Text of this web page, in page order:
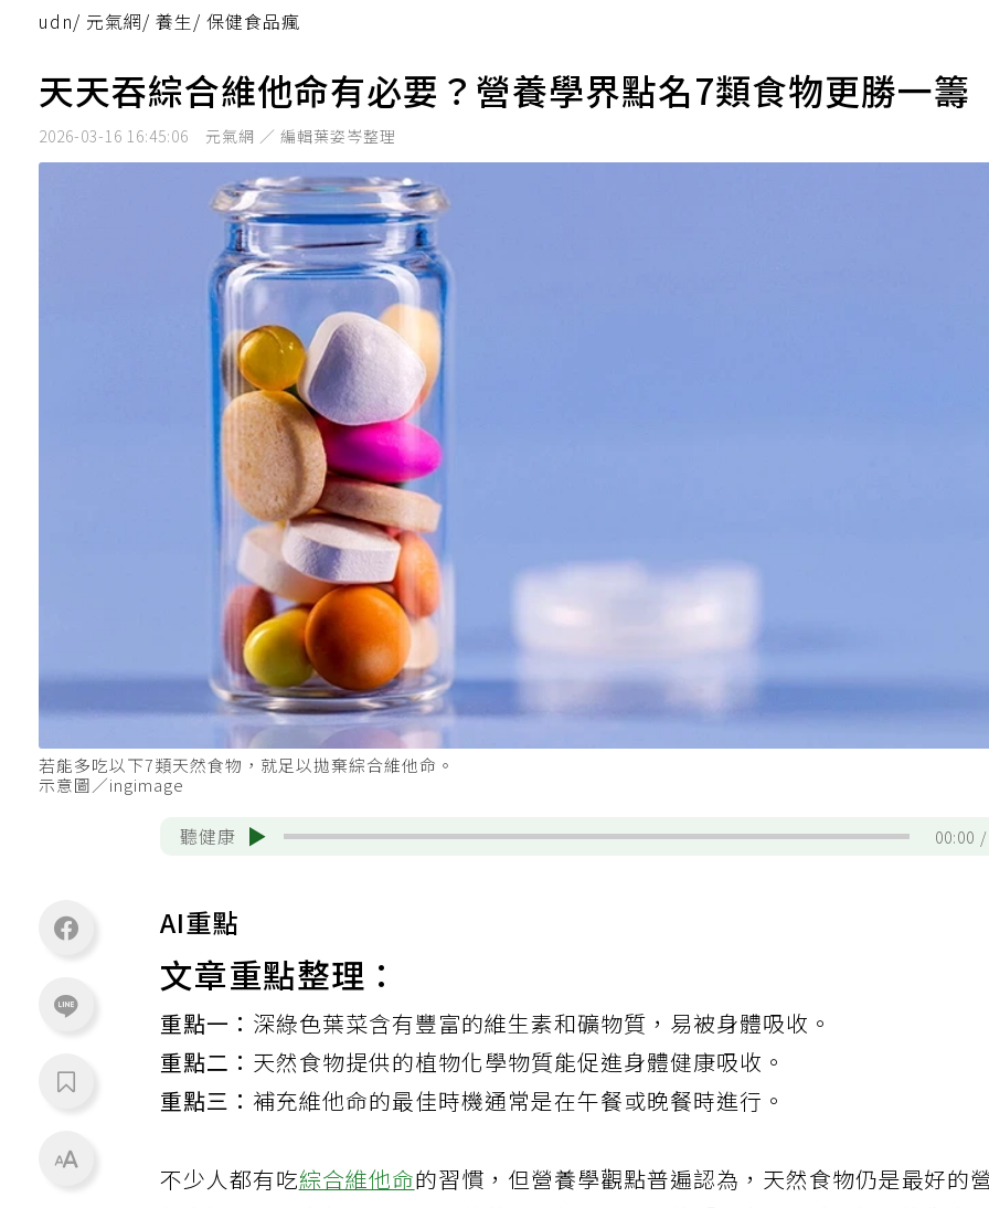
udn/ 元氣網/ 養生/ 保健食品瘋
天天吞綜合維他命有必要？營養學界點名7類食物更勝一籌
2026-03-16 16:45:06 元氣網 ／ 編輯葉姿岑整理
若能多吃以下7類天然食物，就足以拋棄綜合維他命。
示意圖／ingimage
聽健康 00:00 /
AI重點
文章重點整理：
重點一： 深綠色葉菜含有豐富的維生素和礦物質，易被身體吸收。
重點二： 天然食物提供的植物化學物質能促進身體健康吸收。
重點三：補充維他命的最佳時機通常是在午餐或晚餐時進行。
不少人都有吃綜合維他命的習慣，但營養學觀點普遍認為，天然食物仍是最好的營